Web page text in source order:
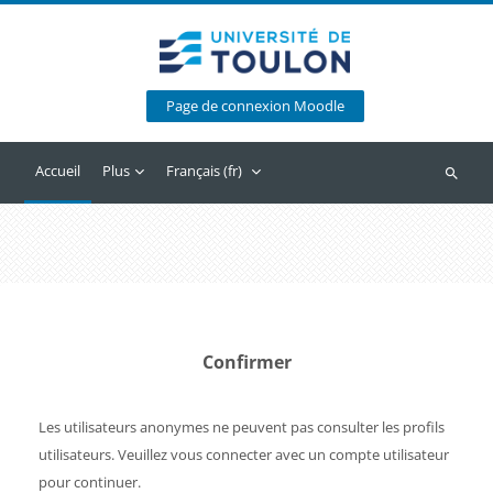
Page de connexion Moodle
Accueil Plus Français ‎(fr)‎
Confirmer
Les utilisateurs anonymes ne peuvent pas consulter les profils
utilisateurs. Veuillez vous connecter avec un compte utilisateur
pour continuer.